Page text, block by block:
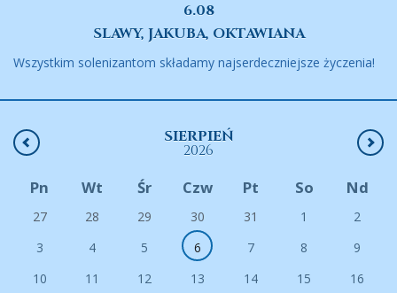
6.08
SLAWY, JAKUBA, OKTAWIANA
Wszystkim solenizantom składamy najserdeczniejsze życzenia!
SIERPIEŃ
2026
Pn Wt Śr Czw Pt So Nd
27 28 29 30 31 1
2
3
4 5 6 7 8
9
10
11 12 13 14 15
16